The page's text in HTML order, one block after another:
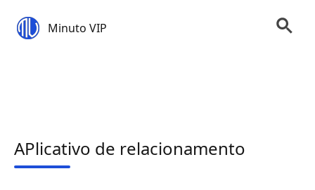
Minuto VIP
APlicativo de relacionamento